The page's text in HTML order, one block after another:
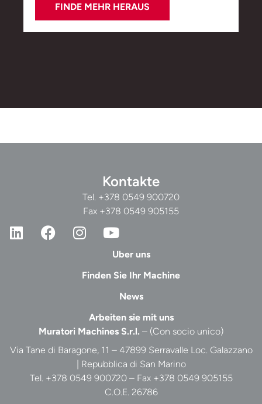
FINDE MEHR HERAUS
Muratori Machines S.r.l. – (Con socio unico)
Via Tane di Baragone, 11 – 47899 Serravalle Loc. Galazzano
| Repubblica di San Marino
Tel. +378 0549 900720 – Fax +378 0549 905155
C.O.E. 26786
Uber uns
Finden Sie Ihr Machine
News
Arbeiten sie mit uns
Kontakte
Tel. +378 0549 900720
Fax +378 0549 905155